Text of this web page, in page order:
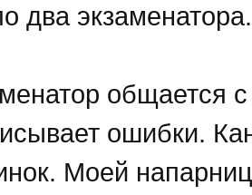
два
общается
ошибки.
Моей